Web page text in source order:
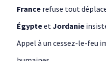
Francerefuse tout
ÉgypteetJordanie
Appel à un cessez-le-feu